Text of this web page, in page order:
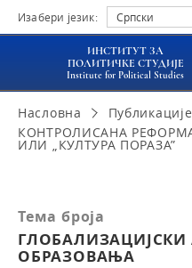
Изабери језик: Српски
ИНСТИТУТ ЗА
ПОЛИТИЧКЕ СТУДИЈЕ
Institute for Political Studies
Насловна
Публикације
КОНТРОЛИСАНА
ИЛИ „КУЛТУРА ПОРАЗА”
Тема броја
ГЛОБАЛИЗАЦИЈСКИ
ОБРАЗОВАЊА